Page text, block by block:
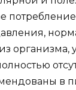
организма,
в